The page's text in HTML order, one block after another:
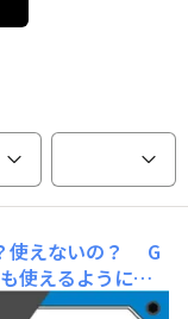
えないの？
G
使えるようにし
、 G06電池パッ